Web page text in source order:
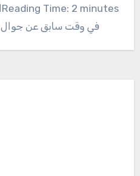
في وقت سابق عن جوال Tecno Spark 7 Pro